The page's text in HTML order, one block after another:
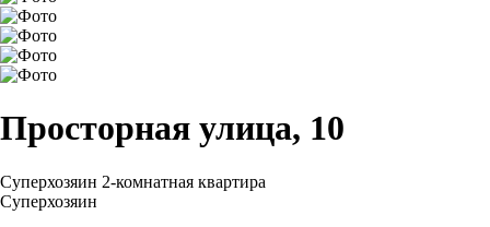
Просторная улица, 10
Суперхозяин 2-комнатная квартира
Суперхозяин